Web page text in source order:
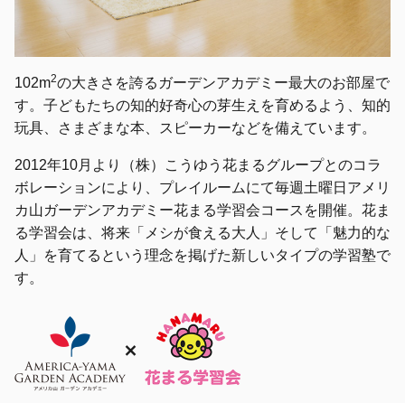
102m2の大きさを誇るガーデンアカデミー最大のお部屋で
す。子どもたちの知的好奇心の芽生えを育めるよう、知的
玩具、さまざまな本、スピーカーなどを備えています。
2012年10月より（株）こうゆう花まるグループとのコラ
ボレーションにより、プレイルームにて毎週土曜日アメリ
カ山ガーデンアカデミー花まる学習会コースを開催。花ま
る学習会は、将来「メシが食える大人」そして「魅力的な
人」を育てるという理念を掲げた新しいタイプの学習塾で
す。